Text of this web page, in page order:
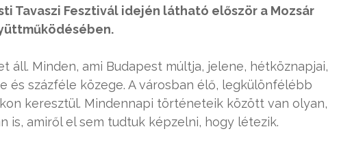
Tavaszi Fesztivál idején látható először a Mozsár
áll. Minden, ami Budapest múltja, jelene, hétköznapjai,
és százféle közege. A városban élő, legkülönfélébb
keresztül. Mindennapi történeteik között van olyan,
is, amiről el sem tudtuk képzelni, hogy létezik.